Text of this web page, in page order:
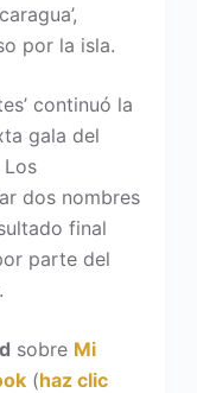
por la isla.
continuó la
gala del
dos nombres
final
parte del
sobre Mi
(haz clic